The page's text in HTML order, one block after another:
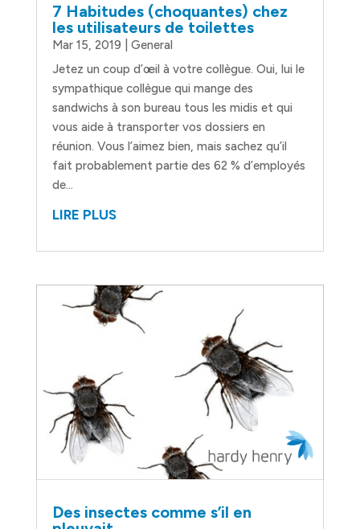
7 Habitudes (choquantes) chez
les utilisateurs de toilettes
Mar 15, 2019
General
Jetez un coup d’œil à votre collègue. Oui, lui le
sympathique collègue qui mange des
sandwichs à son bureau tous les midis et qui
vous aide à transporter vos dossiers en
réunion. Vous l’aimez bien, mais sachez qu’il
fait probablement partie des 62 % d’employés
de...
LIRE PLUS
Des insectes comme s’il en